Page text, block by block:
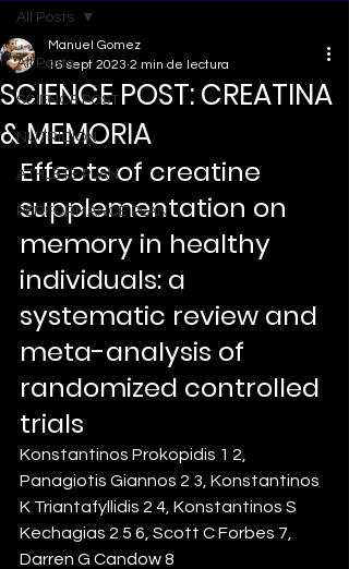
All Posts
SCIENCE POST
NUTRICION
ATHLETE PLAN
PERFORMANCE PLAN
All Posts
SCIENCE POST: CREATINA
& MEMORIA
Manuel Gomez
16 sept 2023 2 min de lectura
Effects of creatine
supplementation on
memory in healthy
individuals: a
systematic review and
meta-analysis of
randomized controlled
trials
Konstantinos Prokopidis 1 2
Panagiotis Giannos 2 3 Konstantinos
K Triantafyllidis 2 4 Konstantinos S
Kechagias 2 5 6 Scott C Forbes 7
Darren G Candow8